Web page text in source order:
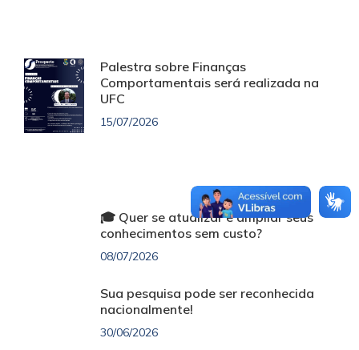
Palestra sobre Finanças
Comportamentais será realizada na
UFC
15/07/2026
🎓 Quer se atualizar e ampliar seus
conhecimentos sem custo?
08/07/2026
Sua pesquisa pode ser reconhecida
nacionalmente!
30/06/2026